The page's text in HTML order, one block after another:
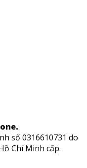
số 0316610731 do
Chí Minh cấp.